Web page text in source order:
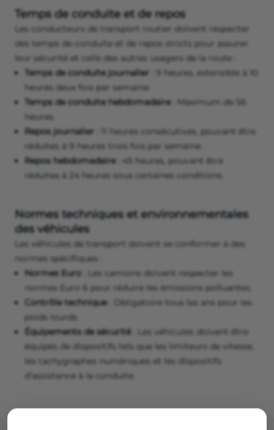
Temps de conduite et de repos
Les conducteurs de transport routier doivent respecter
des temps de conduite et de repos stricts pour assurer
leur sécurité et celle des autres usagers de la route :
Temps de conduite journalier : 9 heures, extensible à 10
heures deux fois par semaine.
Temps de conduite hebdomadaire: Maximum de 56
heures.
Repos journalier : 11 heures consécutives, pouvant être
réduites à 9 heures trois fois par semaine.
Repos hebdomadaire: 45 heures, pouvant être
réduites à 24 heures sous certaines conditions.
Normes techniques et environnementales
des véhicules
Les véhicules de transport doivent se conformer à des
normes spécifiques :
Normes Euro : Les camions doivent respecter les
normes Euro 6 pour réduire les émissions polluantes.
Contrôle technique: Obligatoire tous les ans pour les
poids lourds.
Équipements de sécurité : Les véhicules doivent être
équipés de dispositifs tels que les limiteurs de vitesse,
les tachygraphes numériques et les dispositifs
d’assistance à la conduite.